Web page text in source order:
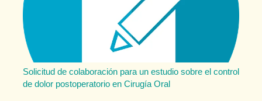
Solicitud de colaboración para un estudio sobre el control
de dolor postoperatorio en Cirugía Oral